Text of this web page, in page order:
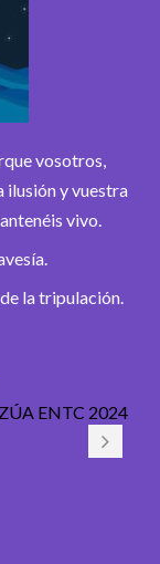
vosotros,
ilusión y vuestra
vivo.
la tripulación.
ENTC 2024